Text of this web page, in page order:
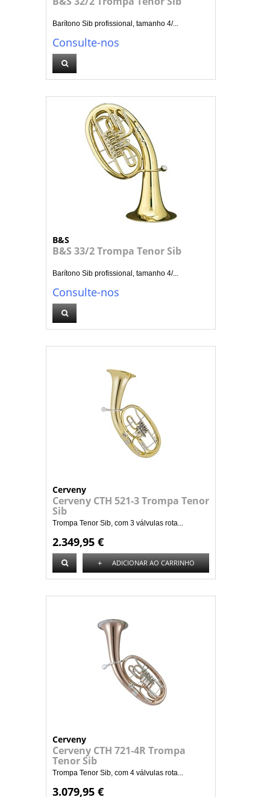
Barítono Sib profissional, tamanho 4/...
Consulte-nos
B&S
B&S 33/2 Trompa Tenor Sib
Barítono Sib profissional, tamanho 4/...
Consulte-nos
Cerveny
Cerveny CTH 521-3 Trompa Tenor
Sib
Trompa Tenor Sib, com 3 válvulas rota...
2.349,95 €
+ ADICIONAR AO CARRINHO
Cerveny
Cerveny CTH 721-4R Trompa
Tenor Sib
Trompa Tenor Sib, com 4 válvulas rota...
3.079,95 €